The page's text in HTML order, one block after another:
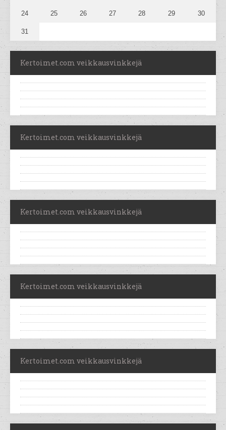
24 25 26 27 28 29 30
31
Kertoimet.com veikkausvinkkejä
Kertoimet.com veikkausvinkkejä
Kertoimet.com veikkausvinkkejä
Kertoimet.com veikkausvinkkejä
Kertoimet.com veikkausvinkkejä